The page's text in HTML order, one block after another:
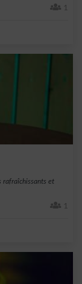
1
rafraîchissants et
1